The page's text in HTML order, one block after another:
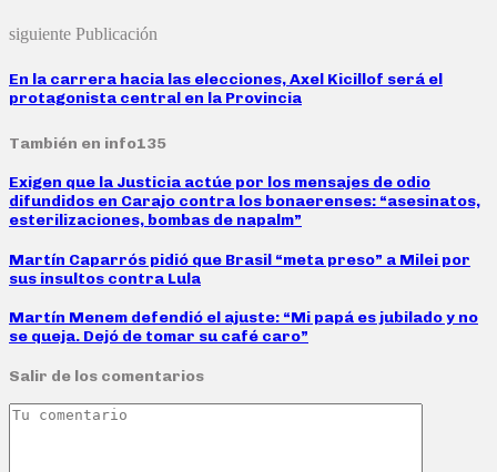
siguiente Publicación
En la carrera hacia las elecciones, Axel Kicillof será el
protagonista central en la Provincia
También en info135
Exigen que la Justicia actúe por los mensajes de odio
difundidos en Carajo contra los bonaerenses: “asesinatos,
esterilizaciones, bombas de napalm”
Martín Caparrós pidió que Brasil “meta preso” a Milei por
sus insultos contra Lula
Martín Menem defendió el ajuste: “Mi papá es jubilado y no
se queja. Dejó de tomar su café caro”
Salir de los comentarios